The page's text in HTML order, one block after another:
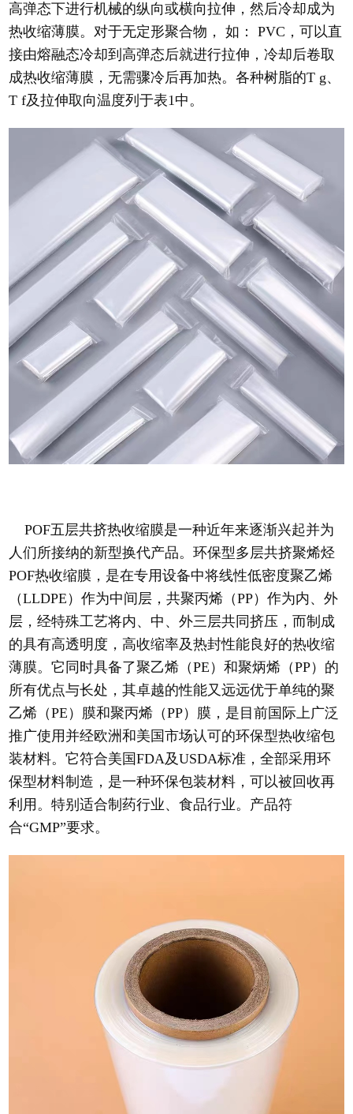
高弹态下进行机械的纵向或横向拉伸，然后冷却成为
热收缩薄膜。对于无定形聚合物， 如： PVC，可以直
接由熔融态冷却到高弹态后就进行拉伸，冷却后卷取
成热收缩薄膜，无需骤冷后再加热。各种树脂的T g、
T f及拉伸取向温度列于表1中。
POF五层共挤热收缩膜是一种近年来逐渐兴起并为
人们所接纳的新型换代产品。环保型多层共挤聚烯烃
POF热收缩膜，是在专用设备中将线性低密度聚乙烯
（LLDPE）作为中间层，共聚丙烯（PP）作为内、外
层，经特殊工艺将内、中、外三层共同挤压，而制成
的具有高透明度，高收缩率及热封性能良好的热收缩
薄膜。它同时具备了聚乙烯（PE）和聚炳烯（PP）的
所有优点与长处，其卓越的性能又远远优于单纯的聚
乙烯（PE）膜和聚丙烯（PP）膜，是目前国际上广泛
推广使用并经欧洲和美国市场认可的环保型热收缩包
装材料。它符合美国FDA及USDA标准，全部采用环
保型材料制造，是一种环保包装材料，可以被回收再
利用。特别适合制药行业、食品行业。产品符
合“GMP”要求。